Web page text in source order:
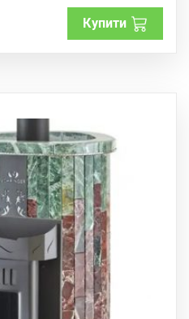
Купити